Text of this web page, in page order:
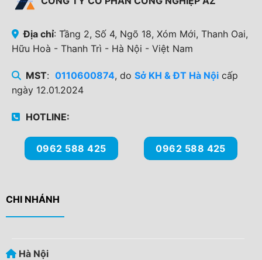
Địa chỉ: Tầng 2, Số 4, Ngõ 18, Xóm Mới, Thanh Oai,
Hữu Hoà - Thanh Trì - Hà Nội - Việt Nam
MST: 0110600874, do Sở KH & ĐT Hà Nộicấp
ngày 12.01.2024
HOTLINE:
0962 588 425 0962 588 425
CHI NHÁNH
Hà Nội